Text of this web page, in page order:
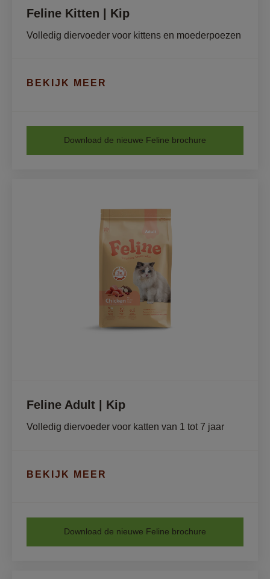
Feline Kitten | Kip
Volledig diervoeder voor kittens en moederpoezen
BEKIJK MEER
Download de nieuwe Feline brochure
Feline Adult | Kip
Volledig diervoeder voor katten van 1 tot 7 jaar
BEKIJK MEER
Download de nieuwe Feline brochure